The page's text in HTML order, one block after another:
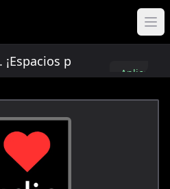
publicitarios
Aplica